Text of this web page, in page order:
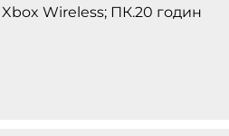
Wireless; ПК.20 годин